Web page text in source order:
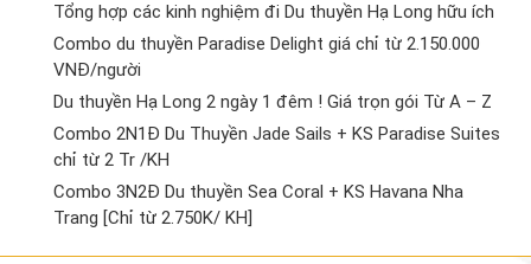
Tổng hợp các kinh nghiệm đi Du thuyền Hạ Long hữu ích
Combo du thuyền Paradise Delight giá chỉ từ 2.150.000
VNĐ/người
Du thuyền Hạ Long 2 ngày 1 đêm ! Giá trọn gói Từ A – Z
Combo 2N1Đ Du Thuyền Jade Sails + KS Paradise Suites
chỉ từ 2 Tr /KH
Combo 3N2Đ Du thuyền Sea Coral + KS Havana Nha
Trang [Chỉ từ 2.750K/ KH]